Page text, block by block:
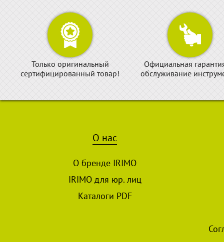
Только оригинальный
сертифицированный товар!
Официальная
обслуживание
О нас
О бренде IRIMO
IRIMO для юр. лиц
Каталоги PDF